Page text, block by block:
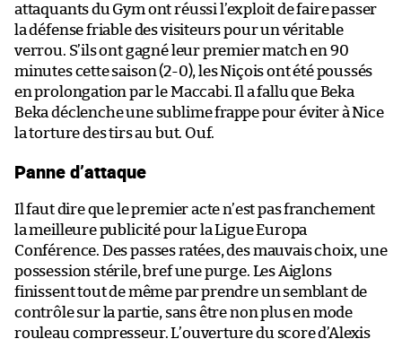
attaquants du Gym ont réussi l’exploit de faire passer
la défense friable des visiteurs pour un véritable
verrou. S’ils ont gagné leur premier match en 90
minutes cette saison (2-0), les Niçois ont été poussés
en prolongation par le Maccabi. Il a fallu que Beka
Beka déclenche une sublime frappe pour éviter à Nice
la torture des tirs au but. Ouf.
Panne d’attaque
Il faut dire que le premier acte n’est pas franchement
la meilleure publicité pour la Ligue Europa
Conférence. Des passes ratées, des mauvais choix, une
possession stérile, bref une purge. Les Aiglons
finissent tout de même par prendre un semblant de
contrôle sur la partie, sans être non plus en mode
rouleau compresseur. L’ouverture du score d’Alexis